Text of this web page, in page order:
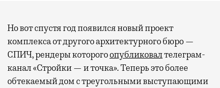
Но вот спустя год появился новый проект
комплекса от другого архитектурного бюро —
СПИЧ, рендеры которогоопубликовалтелеграм-
канал «Стройки — и точка». Теперь это более
обтекаемый дом с треугольными выступающими